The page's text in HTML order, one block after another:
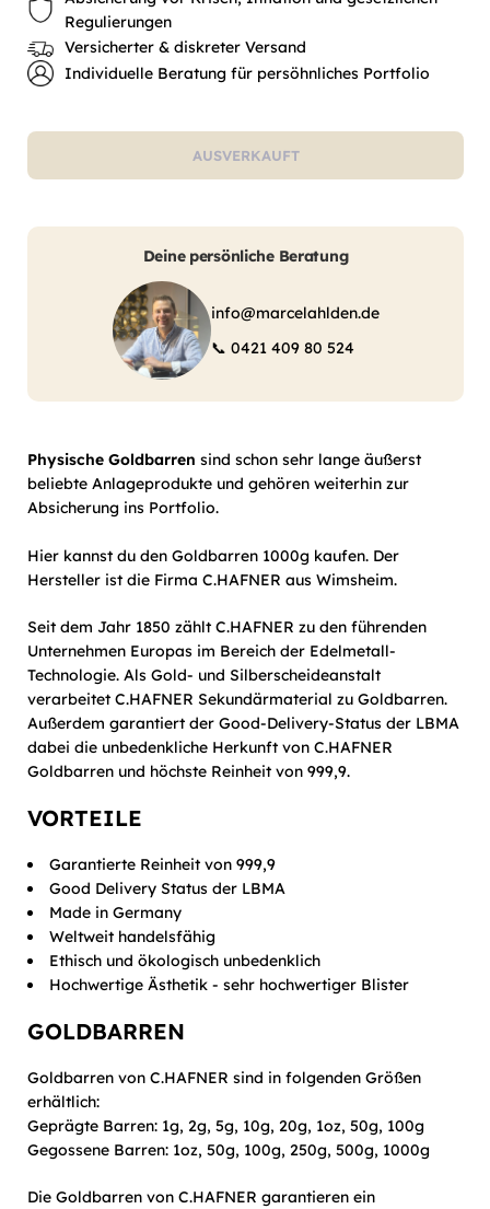
Regulierungen
Versicherter & diskreter Versand
Individuelle Beratung für persöhnliches Portfolio
AUSVERKAUFT
Deine persönliche Beratung
info@marcelahlden.de
📞 0421 409 80 524
Physische Goldbarren sind schon sehr lange äußerst
beliebte Anlageprodukte und gehören weiterhin zur
Absicherung ins Portfolio.
Hier kannst du den Goldbarren 1000g kaufen. Der
Hersteller ist die Firma C.HAFNER aus Wimsheim.
Seit dem Jahr 1850 zählt C.HAFNER zu den führenden
Unternehmen Europas im Bereich der Edelmetall-
Technologie. Als Gold- und Silberscheideanstalt
verarbeitet C.HAFNER Sekundärmaterial zu Goldbarren.
Außerdem garantiert der Good-Delivery-Status der LBMA
dabei die unbedenkliche Herkunft von C.HAFNER
Goldbarren und höchste Reinheit von 999,9.
VORTEILE
Garantierte Reinheit von 999,9
Good Delivery Status der LBMA
Made in Germany
Weltweit handelsfähig
Ethisch und ökologisch unbedenklich
Hochwertige Ästhetik - sehr hochwertiger Blister
GOLDBARREN
Goldbarren von C.HAFNER sind in folgenden Größen
erhältlich:
Geprägte Barren: 1g, 2g, 5g, 10g, 20g, 1oz, 50g, 100g
Gegossene Barren: 1oz, 50g, 100g, 250g, 500g, 1000g
Die Goldbarren von C.HAFNER garantieren ein